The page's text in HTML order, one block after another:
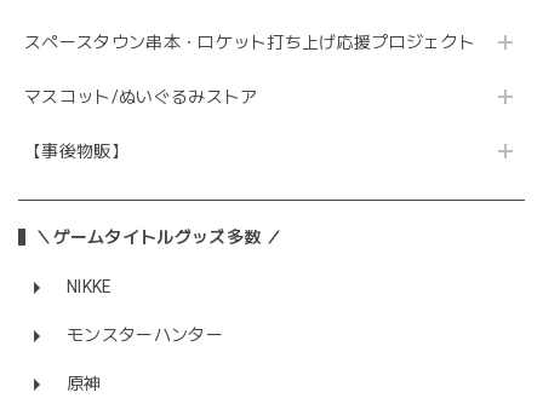
スペースタウン串本・ロケット打ち上げ応援プロジェクト
マスコット/ぬいぐるみストア
【事後物販】
＼ゲームタイトルグッズ多数 ／
NIKKE
モンスターハンター
原神